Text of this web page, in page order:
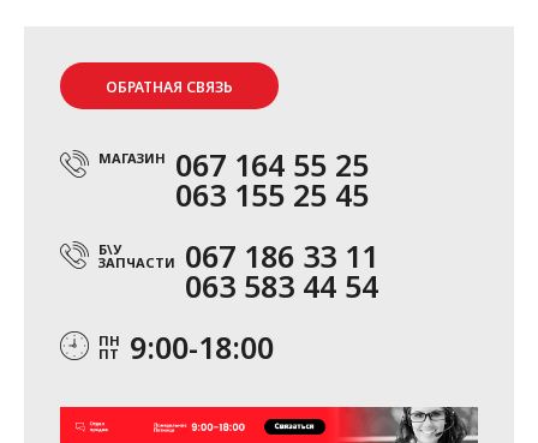
ОБРАТНАЯ СВЯЗЬ
МАГАЗИН 067 164 55 25
063 155 25 45
Б\У
ЗАПЧАСТИ 067 186 33 11
063 583 44 54
ПН
ПТ 9:00-18:00